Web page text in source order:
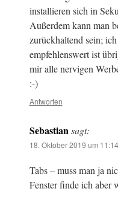
installieren sich in
Außerdem kann man
zurückhaltend sein;
empfehlenswert ist
mir alle nervigen
:-)
Antworten
Sebastian sagt:
18. Oktober 2019 um
Tabs – muss man ja
Fenster finde ich aber